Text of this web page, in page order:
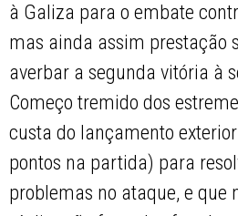
à Galiza para o embate
mas ainda assim prestação
averbar a segunda vitória à
Começo tremido dos
custa do lançamento
pontos na partida) para
problemas no ataque, e que